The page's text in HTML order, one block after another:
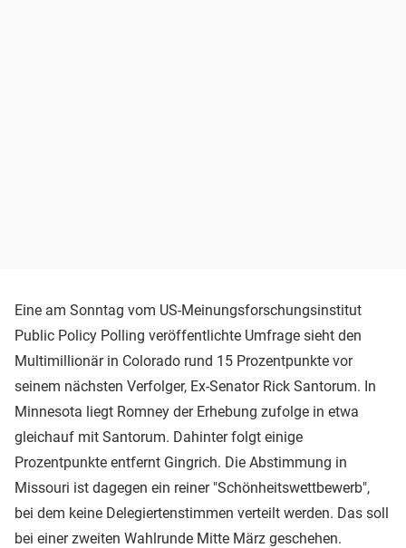
Eine am Sonntag vom US-Meinungsforschungsinstitut
Public Policy Polling veröffentlichte Umfrage sieht den
Multimillionär in Colorado rund 15 Prozentpunkte vor
seinem nächsten Verfolger, Ex-Senator Rick Santorum. In
Minnesota liegt Romney der Erhebung zufolge in etwa
gleichauf mit Santorum. Dahinter folgt einige
Prozentpunkte entfernt Gingrich. Die Abstimmung in
Missouri ist dagegen ein reiner "Schönheitswettbewerb",
bei dem keine Delegiertenstimmen verteilt werden. Das soll
bei einer zweiten Wahlrunde Mitte März geschehen.